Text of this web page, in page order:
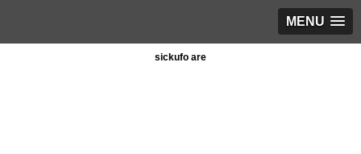
MENU
sickufo are